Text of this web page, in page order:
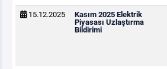
15.12.2025
Kasım 2025 Elektrik
Piyasası Uzlaştırma
Bildirimi